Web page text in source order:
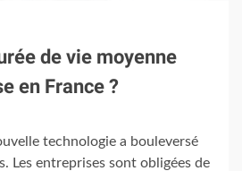
de vie moyenne
en France ?
technologie a bouleversé
Les entreprises sont obligées de